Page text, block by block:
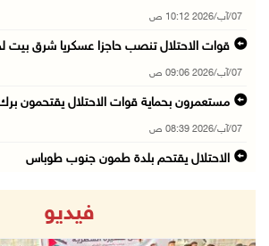
07/آب/2026 10:12 ص
قوات الاحتلال تنصب حاجزا عسكريا شرق بيت
07/آب/2026 09:06 ص
مستعمرون بحماية قوات الاحتلال يقتحمون
07/آب/2026 08:39 ص
الاحتلال يقتحم بلدة طمون جنوب طوباس
محافظة القدس: انسحاب قوات الاحتلال من
07/آب/2026 08:23 ص
فيديو